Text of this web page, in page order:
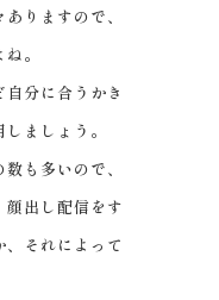
りますので、
。
分に合うかき
ましょう。
も多いので、
出し配信をす
それによって